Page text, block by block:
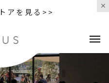
アを見る>>